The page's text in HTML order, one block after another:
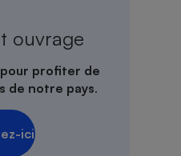
ouvrage
pour profiter de
de notre pays.
ici